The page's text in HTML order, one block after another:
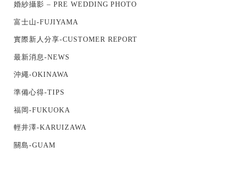
婚紗攝影 – PRE WEDDING PHOTO
富士山-FUJIYAMA
實際新人分享-CUSTOMER REPORT
最新消息-NEWS
沖繩-OKINAWA
準備心得-TIPS
福岡-FUKUOKA
輕井澤-KARUIZAWA
關島-GUAM